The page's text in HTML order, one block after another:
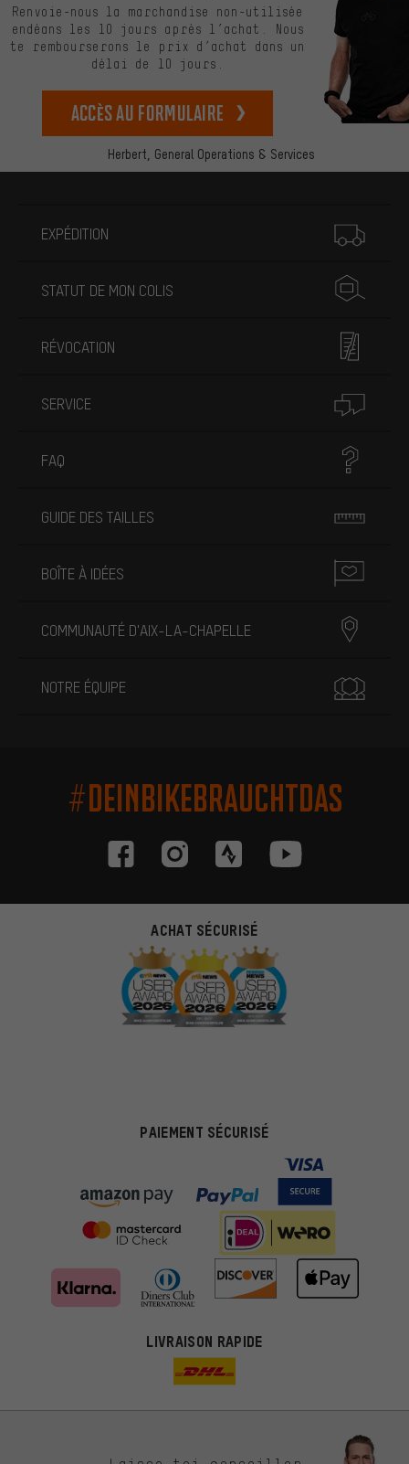
Herbert, General Operations & Services
Renvoie-nous la marchandise non-utilisée
endéans les 10 jours après l’achat. Nous
te rembourserons le prix d’achat dans un
délai de 10 jours.
Accès au formulaire
EXPÉDITION
STATUT DE MON COLIS
RÉVOCATION
SERVICE
FAQ
GUIDE DES TAILLES
BOÎTE À IDÉES
COMMUNAUTÉ D'AIX-LA-CHAPELLE
NOTRE ÉQUIPE
#DEINBIKEBRAUCHTDAS
ACHAT SÉCURISÉ
PAIEMENT SÉCURISÉ
LIVRAISON RAPIDE